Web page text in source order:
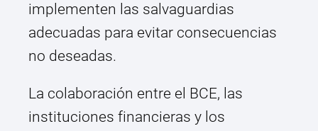
implementen las salvaguardias
adecuadas para evitar consecuencias
no deseadas.
La colaboración entre el BCE, las
instituciones financieras y los